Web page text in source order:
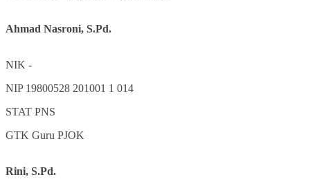
Ahmad Nasroni, S.Pd.
NIK -
NIP 19800528 201001 1 014
STAT PNS
GTK Guru PJOK
Rini, S.Pd.